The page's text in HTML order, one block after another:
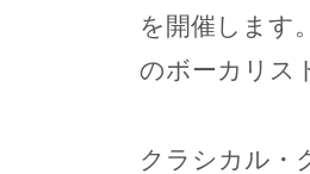
を開催します
のボーカリス
クラシカル・